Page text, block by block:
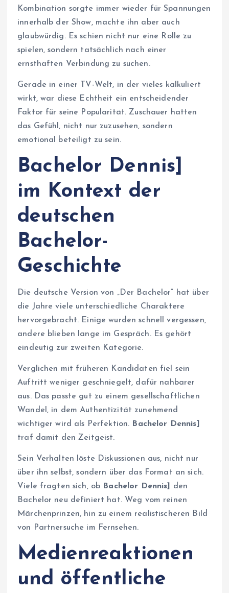
Kombination sorgte immer wieder für Spannungen
innerhalb der Show, machte ihn aber auch
glaubwürdig. Es schien nicht nur eine Rolle zu
spielen, sondern tatsächlich nach einer
ernsthaften Verbindung zu suchen.
Gerade in einer TV-Welt, in der vieles kalkuliert
wirkt, war diese Echtheit ein entscheidender
Faktor für seine Popularität. Zuschauer hatten
das Gefühl, nicht nur zuzusehen, sondern
emotional beteiligt zu sein.
Bachelor Dennis]
im Kontext der
deutschen
Bachelor-
Geschichte
Die deutsche Version von „Der Bachelor“ hat über
die Jahre viele unterschiedliche Charaktere
hervorgebracht. Einige wurden schnell vergessen,
andere blieben lange im Gespräch. Es gehört
eindeutig zur zweiten Kategorie.
Verglichen mit früheren Kandidaten fiel sein
Auftritt weniger geschniegelt, dafür nahbarer
aus. Das passte gut zu einem gesellschaftlichen
Wandel, in dem Authentizität zunehmend
wichtiger wird als Perfektion. Bachelor Dennis]
traf damit den Zeitgeist.
Sein Verhalten löste Diskussionen aus, nicht nur
über ihn selbst, sondern über das Format an sich.
Viele fragten sich, ob Bachelor Dennis]
den
Bachelor neu definiert hat. Weg vom reinen
Märchenprinzen, hin zu einem realistischeren Bild
von Partnersuche im Fernsehen.
Medienreaktionen
und öffentliche